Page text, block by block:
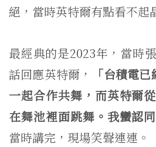
絕，當時英特爾有點看不起
最經典的是2023年，當時
話回應英特爾，
「台積電
一起合作共舞，而英特爾
在舞池裡面跳舞。我蠻認
當時講完，現場笑聲連連。